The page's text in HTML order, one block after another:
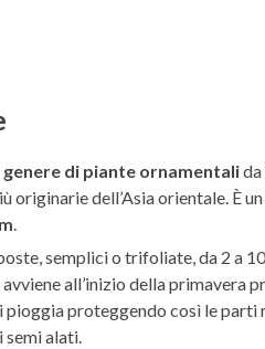
genere di piante ornamentalida
originarie dell’Asia orientale. È
.
semplici o trifoliate, da 2 a
avviene all’inizio della primavera
pioggia proteggendo così le
alati.